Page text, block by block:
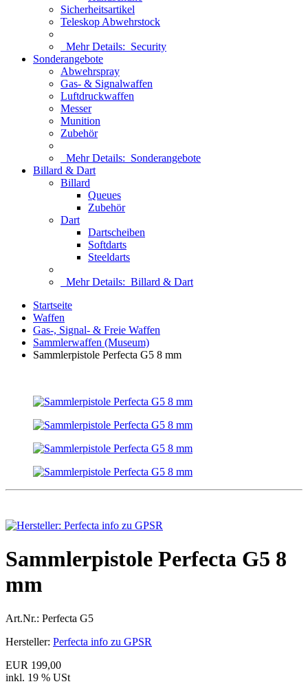
Sicherheitsartikel
Teleskop Abwehrstock
Mehr Details: Security
Sonderangebote
Abwehrspray
Gas- & Signalwaffen
Luftdruckwaffen
Messer
Munition
Zubehör
Mehr Details: Sonderangebote
Billard & Dart
Billard
Queues
Zubehör
Dart
Dartscheiben
Softdarts
Steeldarts
Mehr Details: Billard & Dart
Startseite
Waffen
Gas-, Signal- & Freie Waffen
Sammlerwaffen (Museum)
Sammlerpistole Perfecta G5 8 mm
Sammlerpistole Perfecta G5 8
mm
Art.Nr.: Perfecta G5
Hersteller: Perfecta info zu GPSR
EUR 199,00
inkl. 19 % USt